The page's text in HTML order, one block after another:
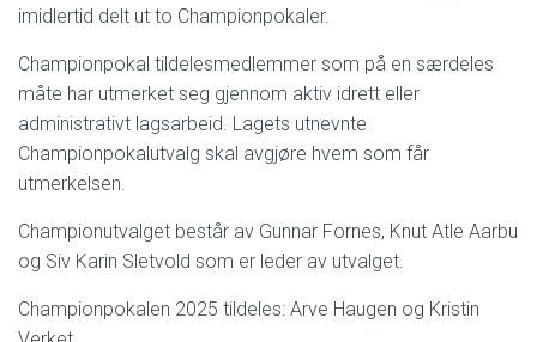
imidlertid delt ut to Championpokaler.
Championpokal tildelesmedlemmer som på en særdeles
måte har utmerket seg gjennom aktiv idrett eller
administrativt lagsarbeid. Lagets utnevnte
Championpokalutvalg skal avgjøre hvem som får
utmerkelsen.
Championutvalget består av Gunnar Fornes, Knut Atle Aarbu
og Siv Karin Sletvold som er leder av utvalget.
Championpokalen 2025 tildeles: Arve Haugen og Kristin